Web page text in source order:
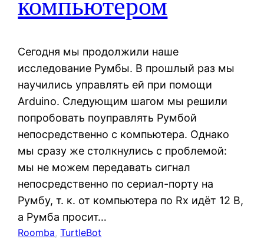
компьютером
Сегодня мы продолжили наше
исследование Румбы. В прошлый раз мы
научились управлять ей при помощи
Arduino. Следующим шагом мы решили
попробовать поуправлять Румбой
непосредственно с компьютера. Однако
мы сразу же столкнулись с проблемой:
мы не можем передавать сигнал
непосредственно по сериал-порту на
Румбу, т. к. от компьютера по Rx идёт 12 В,
а Румба просит…
Roomba, TurtleBot